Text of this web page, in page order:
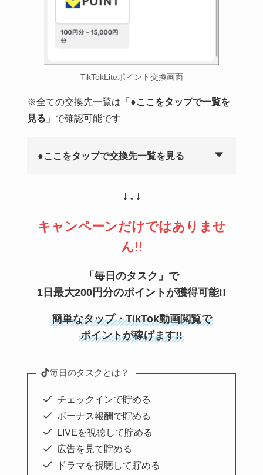
TikTokLiteポイント交換画面
※全ての交換先一覧は「●ここをタップで一覧を
見る 」で確認可能です
●ここをタップで交換先一覧を見る
↓↓↓
キャンペーンだけではありませ
ん!!
「毎日のタスク」で
1日最大200円分のポイントが獲得可能!!
簡単なタップ・TikTok動画閲覧で
ポイントが稼げます!!
毎日のタスクとは？
チェックインで貯める
ボーナス報酬で貯める
LIVEを視聴して貯める
広告を見て貯める
ドラマを視聴して貯める